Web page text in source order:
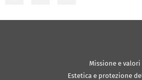
Missione e valori
Estetica e protezione